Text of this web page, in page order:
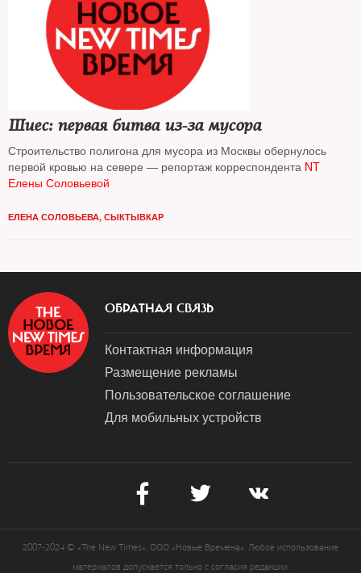
Шиес: первая битва из-за мусора
Строительство полигона для мусора из Москвы обернулось
первой кровью на севере — репортаж корреспондента NT
Елены Соловьевой
ЕЛЕНА СОЛОВЬЕВА, СЫКТЫВКАР
ОБРАТНАЯ СВЯЗЬ
Контактная информация
Размещение рекламы
Пользовательское соглашение
Для мобильных устройств
2007-2024 © «The New Times». ООО «Новые Времена». Любое использование
материалов допускается только с согласия редакции.